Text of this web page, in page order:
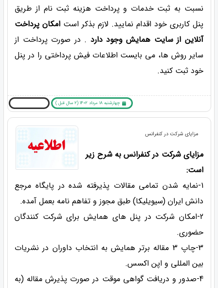
نسبت به ثبت خدمات و پرداخت هزینه ثبت نام از طریق
پنل کاربری خود اقدام نمایید. لازم بذکر است امکان پرداخت
آنلاین از سایت همایش وجود دارد . در صورت پرداخت از
سایر روش ها، می بایست اطلاعات فیش پرداختی را در پنل
خود ثبت کنید.
چهارشنبه 18 مرداد 1402 (2 سال قبل )
مزایای شرکت در کنفرانس
مزایای شرکت در کنفرانس به شرح زیر
است:
1-نمایه شدن تمامی مقالات پذیرفته شده در پایگاه مرجع
دانش ایران (سیویلیکا) طبق مجوز و تفاهم نامه بعمل آمده.
2-امکان شرکت در پنل های همایش برای شرکت کنندگان
حضوری.
3-چاپ 3 مقاله برتر همایش به انتخاب داوران در نشریات
بین المللی و اپن اکسس.
4-صدور و دریافت گواهی موقت در صورت پذیرش مقاله (به